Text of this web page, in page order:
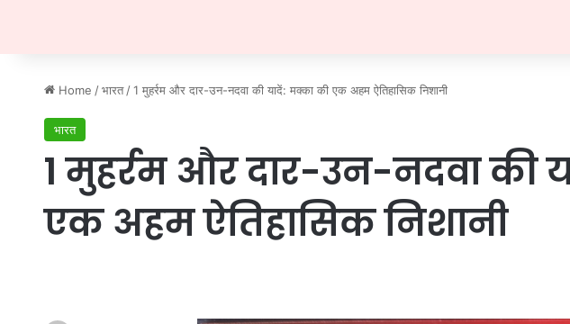
Home / भारत / 1 मुहर्रम और दार-उन-नदवा की यादें: मक्का की एक अहम ऐतिहासिक निशानी
भारत
1 मुहर्रम और दार-उन-नदवा की
एक अहम ऐतिहासिक निशानी